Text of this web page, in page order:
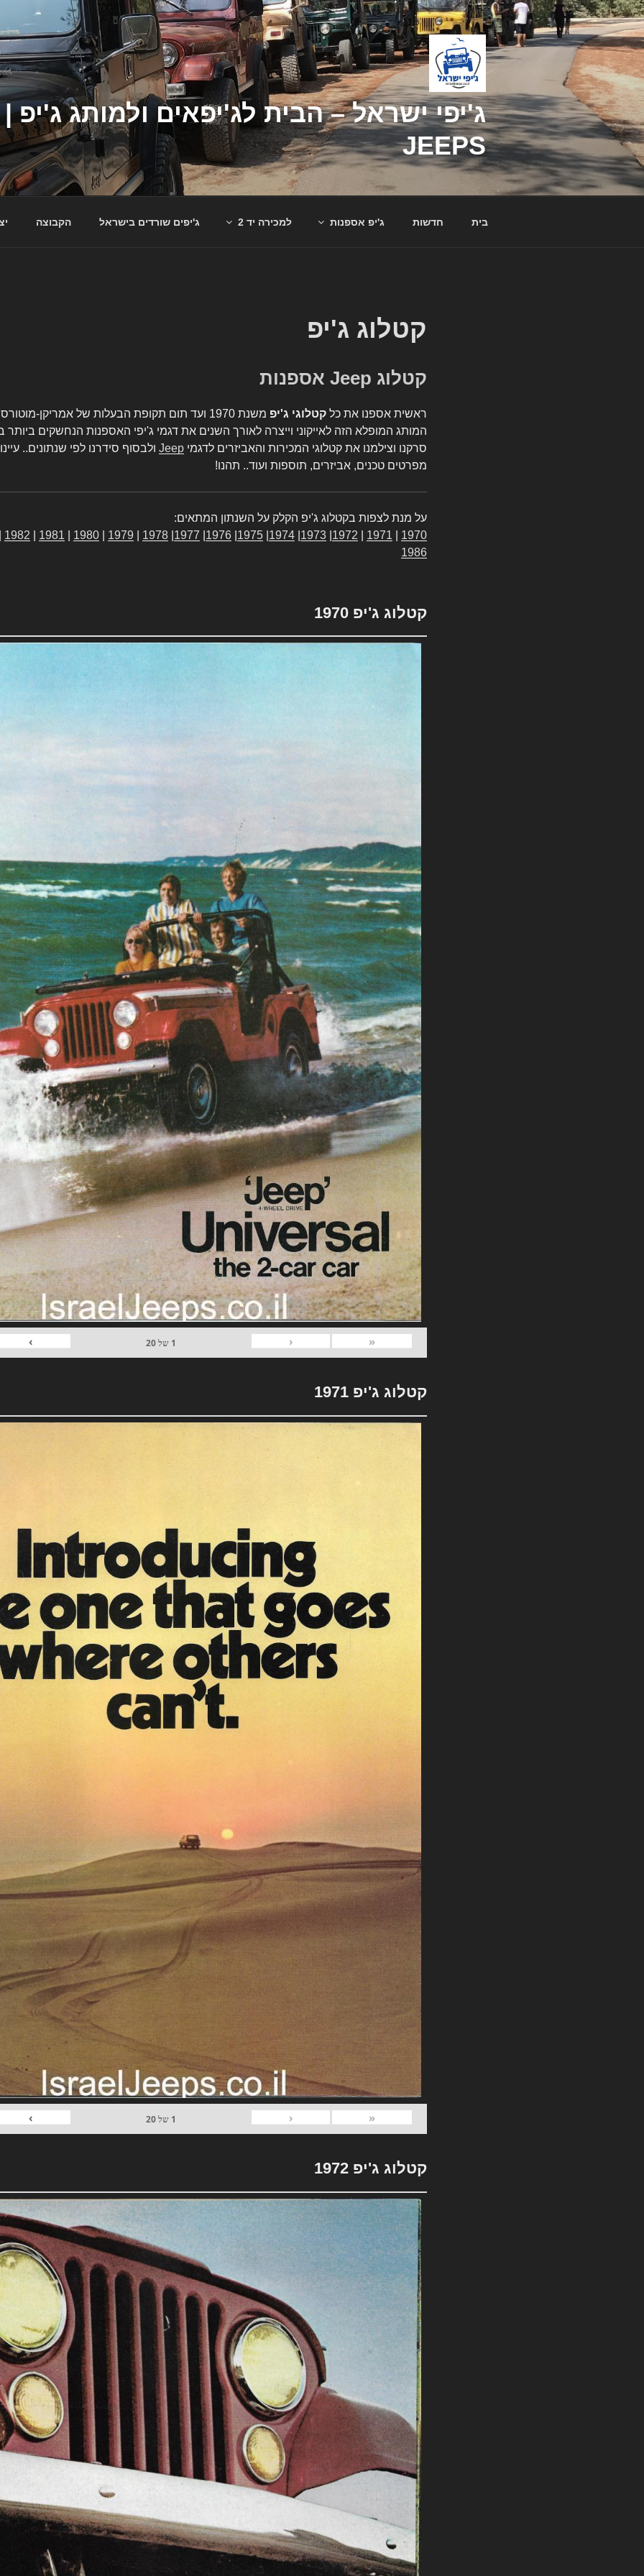
דילוג
לתוכן
JEEPS
בית חדשות ג'יפ אספנות למכירה יד 2 ג'יפים שורדים בישראל הקבוצה
קטלוג ג'יפ
קטלוג Jeep אספנות
ראשית אספנו את כל קטלוגי ג'יפ
משנת 1970 ועד תום תקופת הבעלות של אמריקן-
המותג המופלא הזה לאייקוני וייצרה לאורך השנים את דגמי ג'יפי האספנות הנחשקים
סרקנו וצילמנו את קטלוגי המכירות והאביזרים לדגמי Jeep ולבסוף סידרנו לפי שנתונים..
מפרטים טכנים, אביזרים, תוספות ועוד.. תהנו!
על מנת לצפות בקטלוג ג'יפ הקלק על השנתון המתאים:
1970
1971
1972
1973
1974
1975
1976
1977
1978
1979
1980
1981
1982
1986
קטלוג ג'יפ 1970
«
‹
1 של20
›
קטלוג ג'יפ 1971
«
‹
1 של20
›
קטלוג ג'יפ 1972